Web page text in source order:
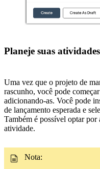
Planeje suas atividades
Uma vez que o projeto de
rascunho, você pode
adicionando-as. Você pode
de lançamento esperada e
Também é possível optar
atividade.
Nota: